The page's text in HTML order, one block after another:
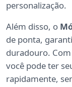
personalização.
Além disso, o
de ponta,
duradouro.
você pode ter
rapidamente,